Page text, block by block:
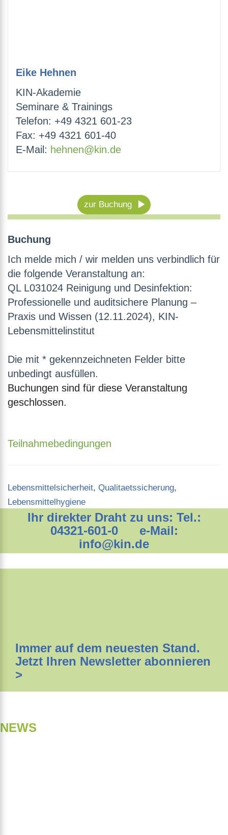
Eike Hehnen
KIN-Akademie
Seminare & Trainings
Telefon: +49 4321 601-23
Fax: +49 4321 601-40
E-Mail: hehnen@kin.de
zur Buchung
Buchung
Ich melde mich / wir melden uns verbindlich für
die folgende Veranstaltung an:
QL L031024 Reinigung und Desinfektion:
Professionelle und auditsichere Planung –
Praxis und Wissen (12.11.2024), KIN-
Lebensmittelinstitut
Die mit * gekennzeichneten Felder bitte
unbedingt ausfüllen.
Buchungen sind für diese Veranstaltung
geschlossen.
Teilnahmebedingungen
Categories
Lebensmittelsicherheit, Qualitaetssicherung,
Lebensmittelhygiene
Ihr direkter Draht zu uns: Tel.:
04321-601-0 e-Mail:
info@kin.de
Immer auf dem neuesten Stand.
Jetzt Ihren Newsletter abonnieren
>
NEWS